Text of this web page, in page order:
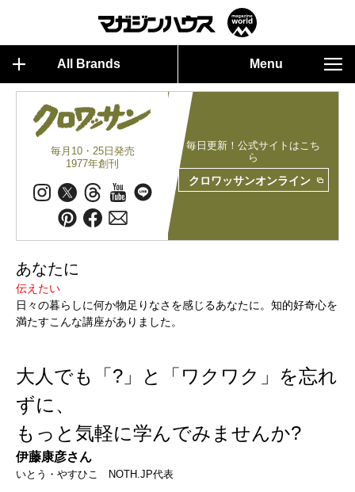
All Brands Menu
毎月10・25日発売
1977年創刊
毎日更新！公式サイトはこち
ら
クロワッサンオンライン
あなたに
伝えたい
日々の暮らしに何か物足りなさを感じるあなたに。知的好奇心を
満たすこんな講座がありました。
大人でも「?」と「ワクワク」を忘れ
ずに、
もっと気軽に学んでみませんか?
伊藤康彦さん
いとう・やすひこ NOTH.JP代表